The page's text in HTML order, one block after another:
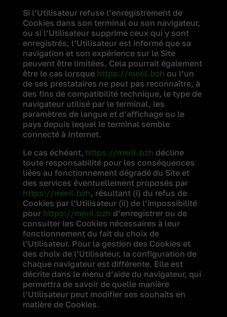
Si l’Utilisateur refuse l’enregistrement de
Cookies dans son terminal ou son navigateur,
ou si l’Utilisateur supprime ceux qui y sont
enregistrés, l’Utilisateur est informé que sa
navigation et son expérience sur le Site
peuvent être limitées. Cela pourrait également
être le cas lorsque https://meril.bzh ou l’un
de ses prestataires ne peut pas reconnaître, à
des fins de compatibilité technique, le type de
navigateur utilisé par le terminal, les
paramètres de langue et d’affichage ou le
pays depuis lequel le terminal semble
connecté à Internet.
Le cas échéant, https://meril.bzh décline
toute responsabilité pour les conséquences
liées au fonctionnement dégradé du Site et
des services éventuellement proposés par
https://meril.bzh, résultant (i) du refus de
Cookies par l’Utilisateur (ii) de l’impossibilité
pour https://meril.bzh d’enregistrer ou de
consulter les Cookies nécessaires à leur
fonctionnement du fait du choix de
l’Utilisateur. Pour la gestion des Cookies et
des choix de l’Utilisateur, la configuration de
chaque navigateur est différente. Elle est
décrite dans le menu d’aide du navigateur, qui
permettra de savoir de quelle manière
l’Utilisateur peut modifier ses souhaits en
matière de Cookies.